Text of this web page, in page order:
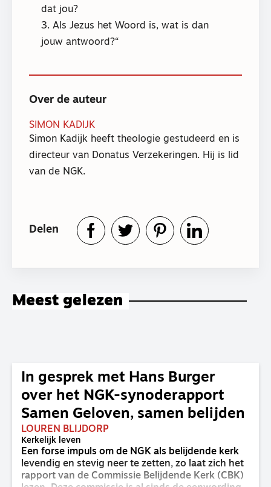
dat jou?
3. Als Jezus het Woord is, wat is dan
jouw antwoord?
Over de auteur
SIMON KADIJK
Simon Kadijk heeft theologie gestudeerd en is
directeur van Donatus Verzekeringen. Hij is lid
van de NGK.
Delen
Meest gelezen
In gesprek met Hans Burger
over het NGK-synoderapport
Samen Geloven, samen belijden
LOUREN BLIJDORP
Kerkelijk leven
Een forse impuls om de NGK als belijdende kerk
levendig en stevig neer te zetten, zo laat zich het
rapport van de Commissie Belijdende Kerk (CBK)